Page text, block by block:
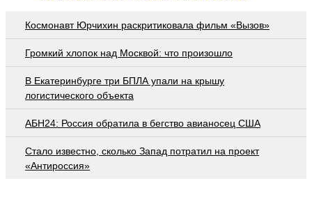
Космонавт Юрчихин раскритиковала фильм «Вызов»
Громкий хлопок над Москвой: что произошло
В Екатеринбурге три БПЛА упали на крышу
логистического объекта
АБН24: Россия обратила в бегство авианосец США
Стало известно, сколько Запад потратил на проект
«Антироссия»